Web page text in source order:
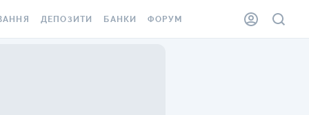
ДЕПОЗИТИ БАНКИ ФОРУМ